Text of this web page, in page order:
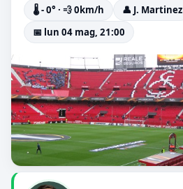
🌡️ - 0° · 💨 0km/h
👤 J. Martinez
📅 lun 04 mag, 21:00